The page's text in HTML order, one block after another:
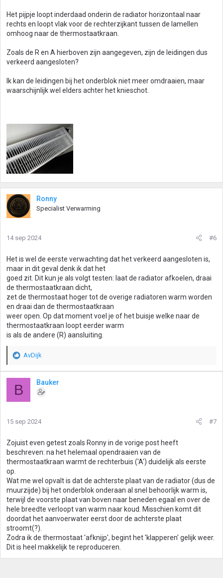
Het pijpje loopt inderdaad onderin de radiator horizontaal naar
rechts en loopt vlak voor de rechterzijkant tussen de lamellen
omhoog naar de thermostaatkraan.
Zoals de R en A hierboven zijn aangegeven, zijn de leidingen dus
verkeerd aangesloten?
Ik kan de leidingen bij het onderblok niet meer omdraaien, maar
waarschijnlijk wel elders achter het knieschot.
Ronny
Specialist Verwarming
14 sep 2024 #6
Het is wel de eerste verwachting dat het verkeerd aangesloten is,
maar in dit geval denk ik dat het
goed zit. Dit kun je als volgt testen: laat de radiator afkoelen, draai
de thermostaatkraan dicht,
zet de thermostaat hoger tot de overige radiatoren warm worden
en draai dan de thermostaatkraan
weer open. Op dat moment voel je of het buisje welke naar de
thermostaatkraan loopt eerder warm
is als de andere (R) aansluiting.
W
a
d
e
i
g
e
:
AvDijk
B Bauker
15 sep 2024 #7
Zojuist even getest zoals Ronny in de vorige post heeft
beschreven: na het helemaal opendraaien van de
thermostaatkraan warmt de rechterbuis ('A') duidelijk als eerste
op.
Wat me wel opvalt is dat de achterste plaat van de radiator (dus de
muurzijde) bij het onderblok onderaan al snel behoorlijk warm is,
terwijl de voorste plaat van boven naar beneden egaal en over de
hele breedte verloopt van warm naar koud. Misschien komt dit
doordat het aanvoerwater eerst door de achterste plaat
stroomt(?).
Zodra ik de thermostaat 'afknijp', begint het 'klapperen' gelijk weer.
Dit is heel makkelijk te reproduceren.